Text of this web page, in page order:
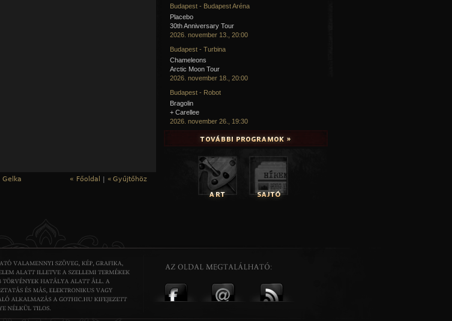
Gelka « Főoldal | « Gyűjtőhöz
Budapest - Budapest Aréna
Placebo
30th Anniversary Tour
2026. november 13., 20:00
Budapest - Turbina
Chameleons
Arctic Moon Tour
2026. november 18., 20:00
Budapest - Robot
Bragolin
+ Carellee
2026. november 26., 19:30